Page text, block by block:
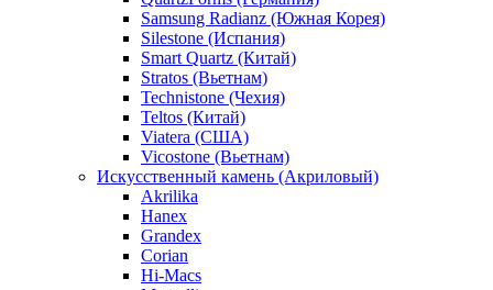
Samsung Radianz (Южная Корея)
Silestone (Испания)
Smart Quartz (Китай)
Stratos (Вьетнам)
Technistone (Чехия)
Teltos (Китай)
Viatera (США)
Vicostone (Вьетнам)
Искусственный камень (Акриловый)
Akrilika
Hanex
Grandex
Corian
Hi-Macs